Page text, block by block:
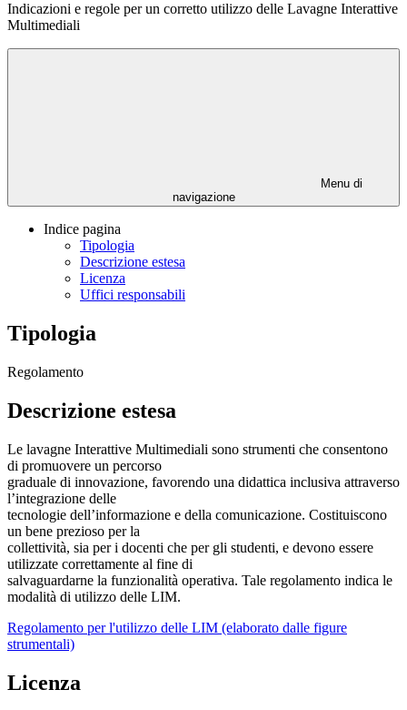
Indicazioni e regole per un corretto utilizzo delle Lavagne Interattive
Multimediali
Menu di
navigazione
Indice pagina
Tipologia
Descrizione estesa
Licenza
Uffici responsabili
Tipologia
Regolamento
Descrizione estesa
Le lavagne Interattive Multimediali sono strumenti che consentono
di promuovere un percorso
graduale di innovazione, favorendo una didattica inclusiva attraverso
l’integrazione delle
tecnologie dell’informazione e della comunicazione. Costituiscono
un bene prezioso per la
collettività, sia per i docenti che per gli studenti, e devono essere
utilizzate correttamente al fine di
salvaguardarne la funzionalità operativa. Tale regolamento indica le
modalità di utilizzo delle LIM.
Regolamento per l'utilizzo delle LIM (elaborato dalle figure
strumentali)
Licenza